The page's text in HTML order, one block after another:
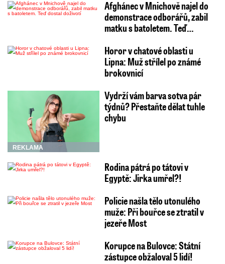
Mýta, Litomyšle, Poličky nebo Žamberka.Na
Orlickoústecku a v Železných horách může
Dnes ráno bylo v Pardubickém kraji většinou
zataženo, vál slabý vítr. Na mnoha místech
pršelo nebo padal déšť se sněhem, někde i
mrznoucí.Teploty se pohybovaly mezi minus
třemi a plus třemi stupni.
Krajská Správa a údržba silnic doporučuje
výjimkou některých dálničních úseků.Na
silnicích nižších tříd leží rozbředlý sníh po
Afghánec v Mnichově najel do
demonstrace odborářů, zabil
matku s batoletem. Teď…
Horor v chatové oblasti u
Lipna: Muž střílel po známé
brokovnicí
REKLAMA
Vydrží vám barva sotva pár
týdnů? Přestaňte dělat tuhle
chybu
Rodina pátrá po tátovi v
Egyptě: Jirka umřel?!
Policie našla tělo utonulého
muže: Při bouřce se ztratil v
jezeře Most
Korupce na Bulovce: Státní
zástupce obžaloval 5 lidí!